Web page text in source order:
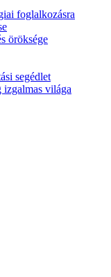
foglalkozásra
öröksége
segédlet
világa